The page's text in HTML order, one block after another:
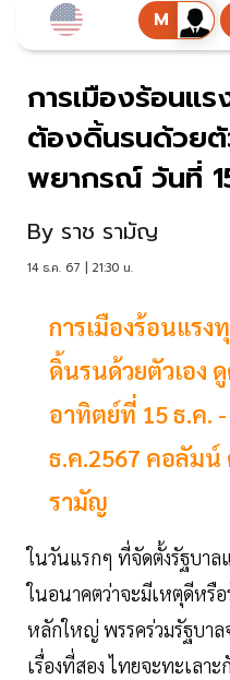
การเมืองร้อนแ
ต้องดิ้นรนด้วย
พยากรณ์ วันที่
By ราช รามัญ
14 ธ.ค. 67 | 21:30 น.
การเมืองร้อนแร
ดิ้นรนด้วยตัวเอง
อาทิตย์ที่ 15 ธ.ค.
ธ.ค.2567 คอลัมน์
รามัญ
ในวันแรกๆ ที่จัดตั้งรัฐบาล
ในอนาคตว่าจะมีเหตุดีหรือ
หลักใหญ่ พรรคร่วมรัฐบาล
เรื่องที่สอง ไทยจะทะเลา